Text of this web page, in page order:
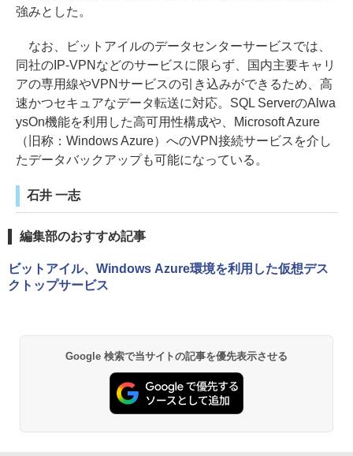
強みとした。
なお、ビットアイルのデータセンターサービスでは、
同社のIP-VPNなどのサービスに限らず、国内主要キャリ
アの専用線やVPNサービスの引き込みができるため、高
速かつセキュアなデータ転送に対応。SQL ServerのAlwa
ysOn機能を利用した高可用性構成や、Microsoft Azure
（旧称：Windows Azure）へのVPN接続サービスを介し
たデータバックアップも可能になっている。
石井 一志
編集部のおすすめ記事
ビットアイル、Windows Azure環境を利用した仮想デス
クトップサービス
Google 検索で当サイトの記事を優先表示させる